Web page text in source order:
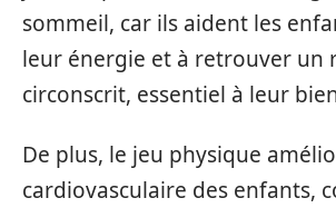
sommeil, car ils aident les
leur énergie et à retrouver un
circonscrit, essentiel à leur
De plus, le jeu physique
cardiovasculaire des enfants,